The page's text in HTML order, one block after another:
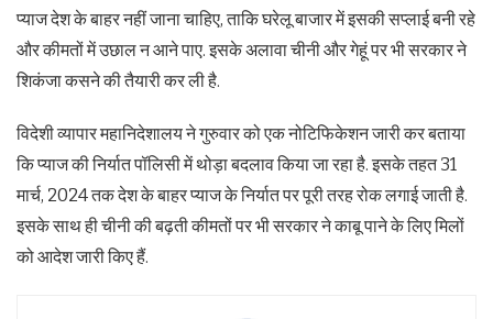
प्‍याज देश के बाहर नहीं जाना चाहिए, ताकि घरेलू बाजार में इसकी सप्‍लाई बनी रहे
और कीमतों में उछाल न आने पाए. इसके अलावा चीनी और गेहूं पर भी सरकार ने
शिकंजा कसने की तैयारी कर ली है.
विदेशी व्‍यापार महानिदेशालय ने गुरुवार को एक नोटिफिकेशन जारी कर बताया
कि प्‍याज की निर्यात पॉलिसी में थोड़ा बदलाव किया जा रहा है. इसके तहत 31
मार्च, 2024 तक देश के बाहर प्‍याज के निर्यात पर पूरी तरह रोक लगाई जाती है.
इसके साथ ही चीनी की बढ़ती कीमतों पर भी सरकार ने काबू पाने के लिए मिलों
को आदेश जारी किए हैं.